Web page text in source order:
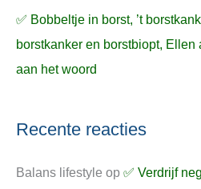
✅ Bobbeltje in borst, ’t
borstkanker en borstbiopt,
aan het woord
Recente reacties
Balans lifestyle op ✅ Verdrijf